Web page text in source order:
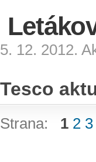
5. 12. 2012.
Tesco
Strana: 1 2 3